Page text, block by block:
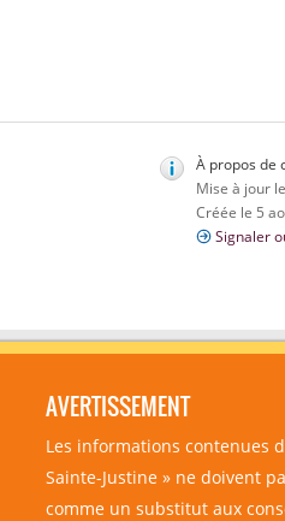
À propos de
Mise à jour
Créée le 5
Signaler
AVERTISSEMENT
Les informations contenues
Sainte-Justine » ne doivent
comme un substitut aux